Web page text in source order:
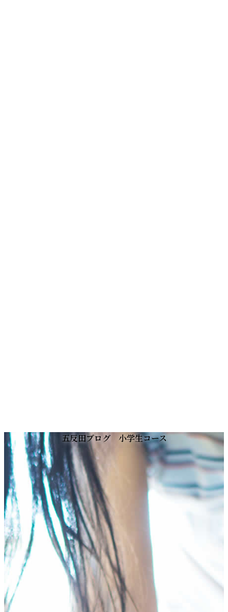
コ
ン
テ
ン
ツ
へ
ス
キ
ッ
プ
ナ
ビ
ゲ
ー
シ
ョ
ン
に
移
動
HOME
プログラム
年齢別コースの紹介
小学生コース
中学生コース
高校生コース
下高井戸校の特徴
Adventure Down Under
スタディツアーについて
ゴールドコースト（オーストラリア）のスタディ
ツアー
ケアンズ（オーストラリア）のスタディツアー
ボホール島（フィリピン）のスタディーツアー
五反田ブログ 小学生コース